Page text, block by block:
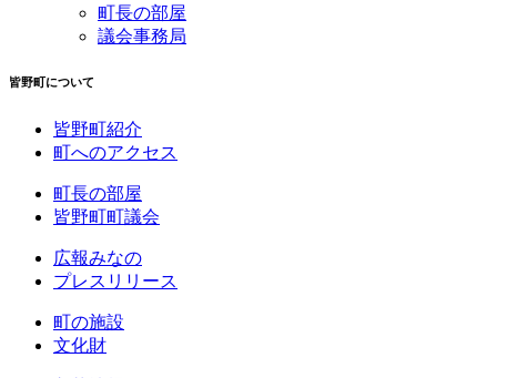
町長の部屋
議会事務局
皆野町について
皆野町紹介
町へのアクセス
町長の部屋
皆野町町議会
広報みなの
プレスリリース
町の施設
文化財